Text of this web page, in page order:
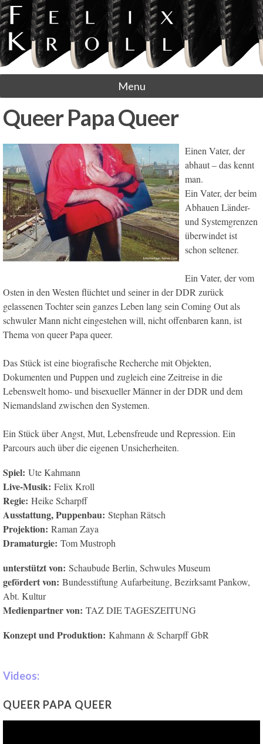
Menu
Queer Papa Queer
Einen Vater, der
abhaut – das kennt
man.
Ein Vater, der beim
Abhauen Länder-
und Systemgrenzen
überwindet ist
schon seltener.
Ein Vater, der vom
Osten in den Westen flüchtet und seiner in der DDR zurück
gelassenen Tochter sein ganzes Leben lang sein Coming Out als
schwuler Mann nicht eingestehen will, nicht offenbaren kann, ist
Thema von queer Papa queer.
Das Stück ist eine biografische Recherche mit Objekten,
Dokumenten und Puppen und zugleich eine Zeitreise in die
Lebenswelt homo- und bisexueller Männer in der DDR und dem
Niemandsland zwischen den Systemen.
Ein Stück über Angst, Mut, Lebensfreude und Repression. Ein
Parcours auch über die eigenen Unsicherheiten.
Spiel: Ute Kahmann
Live-Musik: Felix Kroll
Regie: Heike Scharpff
Ausstattung, Puppenbau: Stephan Rätsch
Projektion: Raman Zaya
Dramaturgie: Tom Mustroph
unterstützt von: Schaubude Berlin, Schwules Museum
gefördert von: Bundesstiftung Aufarbeitung, Bezirksamt Pankow,
Abt. Kultur
Medienpartner von: TAZ DIE TAGESZEITUNG
Konzept und Produktion: Kahmann & Scharpff GbR
Videos:
QUEER PAPA QUEER